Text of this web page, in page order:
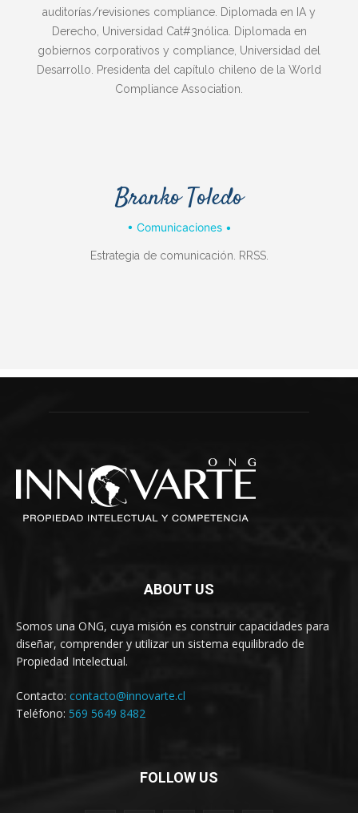
auditorías/revisiones compliance. Diplomada en IA y
Derecho, Universidad Cat#3nólica. Diplomada en
gobiernos corporativos y compliance, Universidad del
Desarrollo. Presidenta del capítulo chileno de la World
Compliance Association.
Branko Toledo
• Comunicaciones •
Estrategia de comunicación. RRSS.
ABOUT US
Somos una ONG, cuya misión es construir capacidades para
diseñar, comprender y utilizar un sistema equilibrado de
Propiedad Intelectual.
Contacto: contacto@innovarte.cl
Teléfono: 569 5649 8482
FOLLOW US